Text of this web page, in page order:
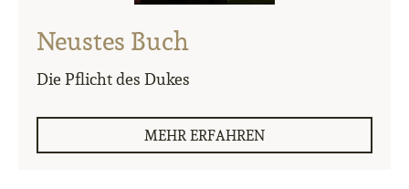
Neustes Buch
Die Pflicht des Dukes
MEHR ERFAHREN